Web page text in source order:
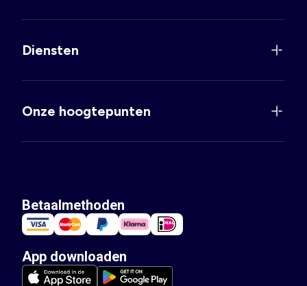
Diensten
Onze hoogtepunten
Betaalmethoden
App downloaden